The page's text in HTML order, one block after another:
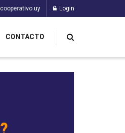
Login
CONTACTO